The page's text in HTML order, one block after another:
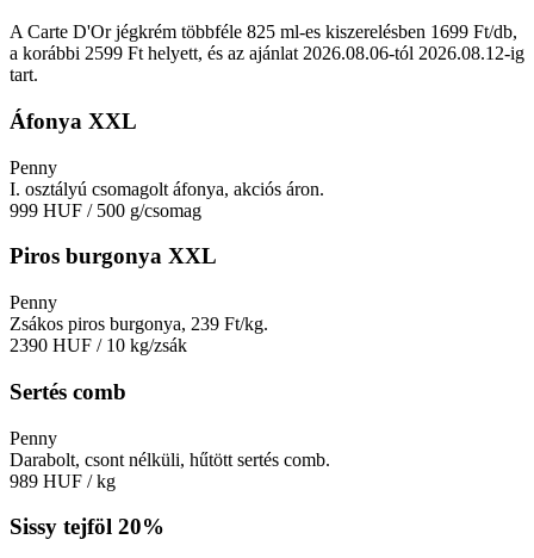
A Carte D'Or jégkrém többféle 825 ml-es kiszerelésben 1699 Ft/db,
a korábbi 2599 Ft helyett, és az ajánlat 2026.08.06-tól 2026.08.12-ig
tart.
Áfonya XXL
Penny
I. osztályú csomagolt áfonya, akciós áron.
999 HUF / 500 g/csomag
Piros burgonya XXL
Penny
Zsákos piros burgonya, 239 Ft/kg.
2390 HUF / 10 kg/zsák
Sertés comb
Penny
Darabolt, csont nélküli, hűtött sertés comb.
989 HUF / kg
Sissy tejföl 20%